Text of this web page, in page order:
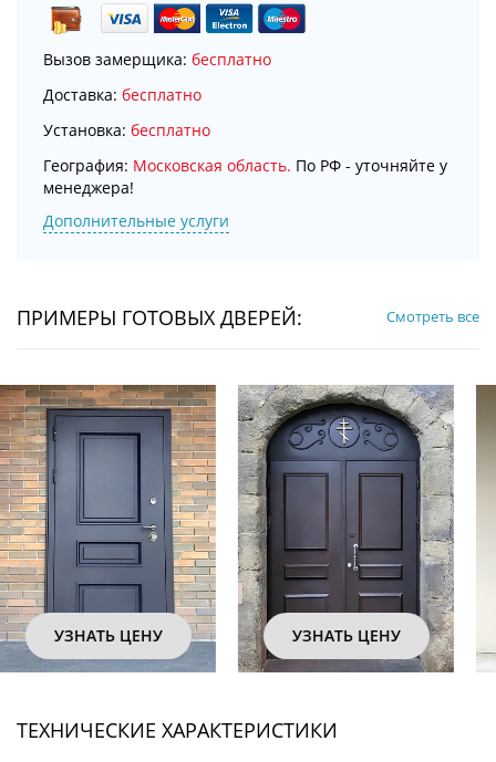
Вызов замерщика: бесплатно
Доставка: бесплатно
Установка: бесплатно
География: Московская область. По РФ - уточняйте у
менеджера!
Дополнительные услуги
ПРИМЕРЫ ГОТОВЫХ ДВЕРЕЙ: Смотреть все
УЗНАТЬ ЦЕНУ УЗНАТЬ ЦЕНУ
ТЕХНИЧЕСКИЕ ХАРАКТЕРИСТИКИ